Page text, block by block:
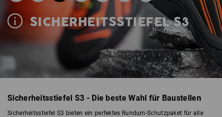
SICHERHEITSSTIEFEL S3
Sicherheitsstiefel S3 - Die beste Wahl für Baustellen
Sicherheitsstiefel S3 bieten ein perfektes Rundum-Schutzpaket für alle